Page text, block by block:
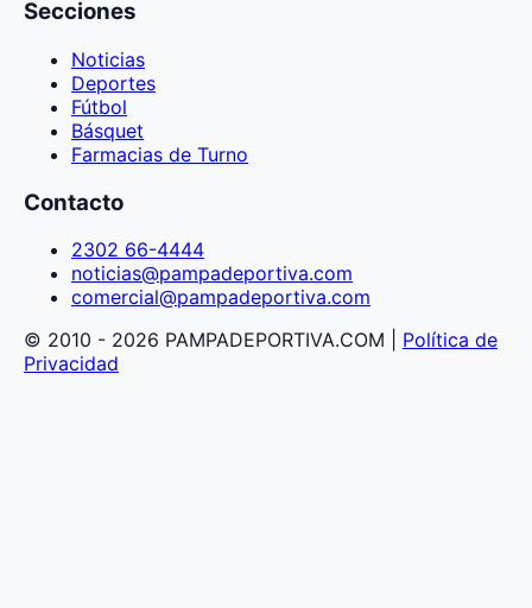
Secciones
Noticias
Deportes
Fútbol
Básquet
Farmacias de Turno
Contacto
2302 66-4444
noticias@pampadeportiva.com
comercial@pampadeportiva.com
© 2010 - 2026 PAMPADEPORTIVA.COM | Política de
Privacidad